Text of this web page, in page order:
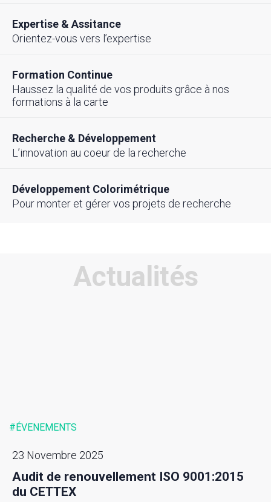
Expertise & Assitance
Orientez-vous vers l’expertise
Formation Continue
Haussez la qualité de vos produits grâce à nos
formations à la carte
Recherche & Développement
L’innovation au coeur de la recherche
Développement Colorimétrique
Pour monter et gérer vos projets de recherche
Actualités
#ÉVENEMENTS
23 Novembre 2025
Audit de renouvellement ISO 9001:2015
du CETTEX